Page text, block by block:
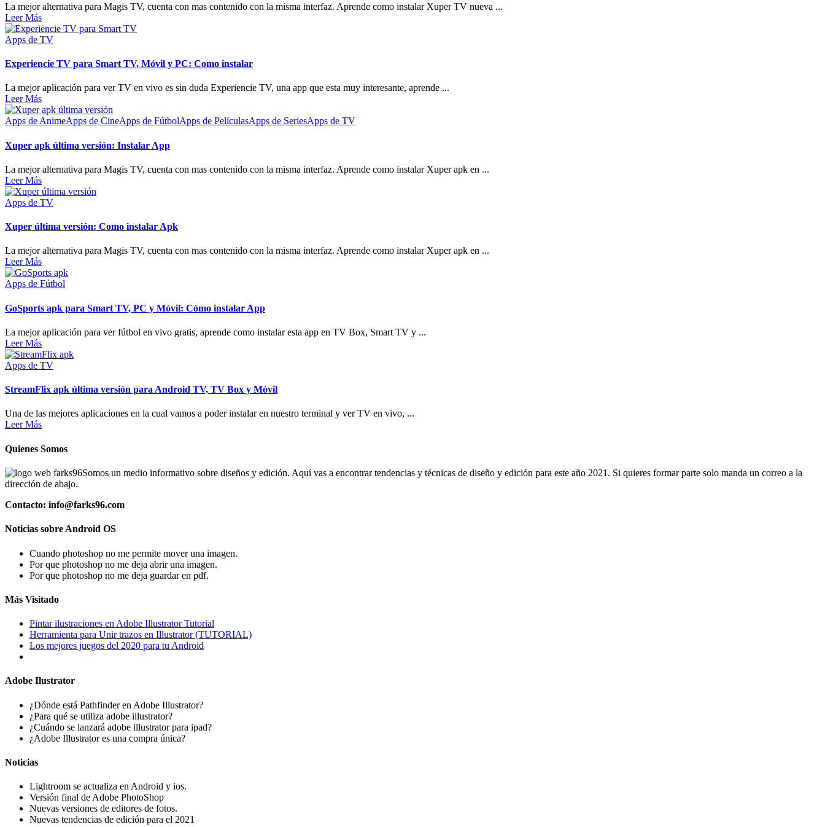
La mejor alternativa para Magis TV, cuenta con mas contenido con la misma interfaz. Aprende como instalar Xuper TV nueva ...
Leer Más
Apps de TV
Experiencie TV para Smart TV, Móvil y PC: Como instalar
La mejor aplicación para ver TV en vivo es sin duda Experiencie TV, una app que esta muy interesante, aprende ...
Leer Más
Apps de AnimeApps de CineApps de FútbolApps de PelículasApps de SeriesApps de TV
Xuper apk última versión: Instalar App
La mejor alternativa para Magis TV, cuenta con mas contenido con la misma interfaz. Aprende como instalar Xuper apk en ...
Leer Más
Apps de TV
Xuper última versión: Como instalar Apk
La mejor alternativa para Magis TV, cuenta con mas contenido con la misma interfaz. Aprende como instalar Xuper apk en ...
Leer Más
Apps de Fútbol
GoSports apk para Smart TV, PC y Móvil: Cómo instalar App
La mejor aplicación para ver fútbol en vivo gratis, aprende como instalar esta app en TV Box, Smart TV y ...
Leer Más
Apps de TV
StreamFlix apk última versión para Android TV, TV Box y Móvil
Una de las mejores aplicaciones en la cual vamos a poder instalar en nuestro terminal y ver TV en vivo, ...
Leer Más
Quienes Somos
Somos un medio informativo sobre diseños y edición. Aquí vas a encontrar tendencias y técnicas de diseño y edición para este año 2021. Si quieres formar parte solo manda un correo a la
dirección de abajo.
Contacto: info@farks96.com
Noticias sobre Android OS
Cuando photoshop no me permite mover una imagen.
Por que photoshop no me deja abrir una imagen.
Por que photoshop no me deja guardar en pdf.
Más Visitado
Pintar ilustraciones en Adobe Illustrator Tutorial
Herramienta para Unir trazos en Illustrator (TUTORIAL)
Los mejores juegos del 2020 para tu Android
Adobe Ilustrator
¿Dónde está Pathfinder en Adobe Illustrator?
¿Para qué se utiliza adobe illustrator?
¿Cuándo se lanzará adobe illustrator para ipad?
¿Adobe Illustrator es una compra única?
Noticias
Lightroom se actualiza en Android y ios.
Versión final de Adobe PhotoShop
Nuevas versiones de editores de fotos.
Nuevas tendencias de edición para el 2021